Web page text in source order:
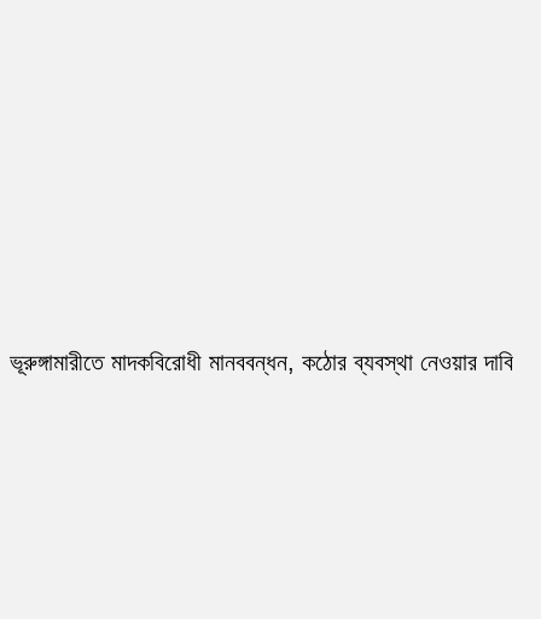
ভূরুঙ্গামারীতে মাদকবিরোধী মানববন্ধন, কঠোর ব্যবস্থা নেওয়ার দাবি